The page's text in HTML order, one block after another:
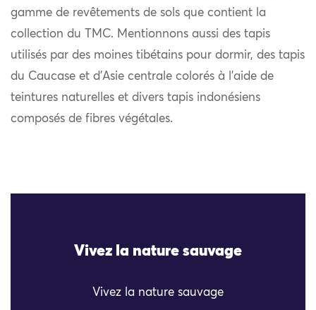
gamme de revêtements de sols que contient la
collection du TMC. Mentionnons aussi des tapis
utilisés par des moines tibétains pour dormir, des tapis
du Caucase et d’Asie centrale colorés à l’aide de
teintures naturelles et divers tapis indonésiens
composés de fibres végétales.
Vivez la nature sauvage
Vivez la nature sauvage